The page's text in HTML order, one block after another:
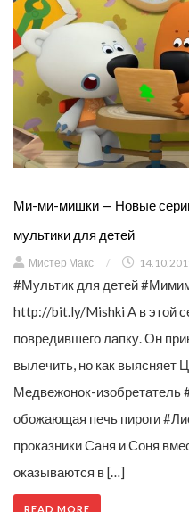
Ми-ми-мишки — Новые
мультики для детей
Мистер Макс /
#Мультик для детей
http://bit.ly/Mishki А в этой
повредившего лапку. Он
вылечить, но как выясняет
Медвежонок-изобретатель
обожающая печь пироги
проказники Саня и Соня
оказываются в […]
READ MORE